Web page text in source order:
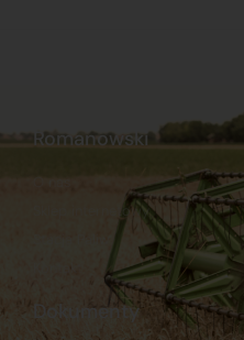
Dokumenty
Romanowski
Sklep internetowy